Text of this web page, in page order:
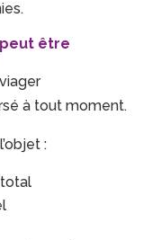
être
à tout moment.
: